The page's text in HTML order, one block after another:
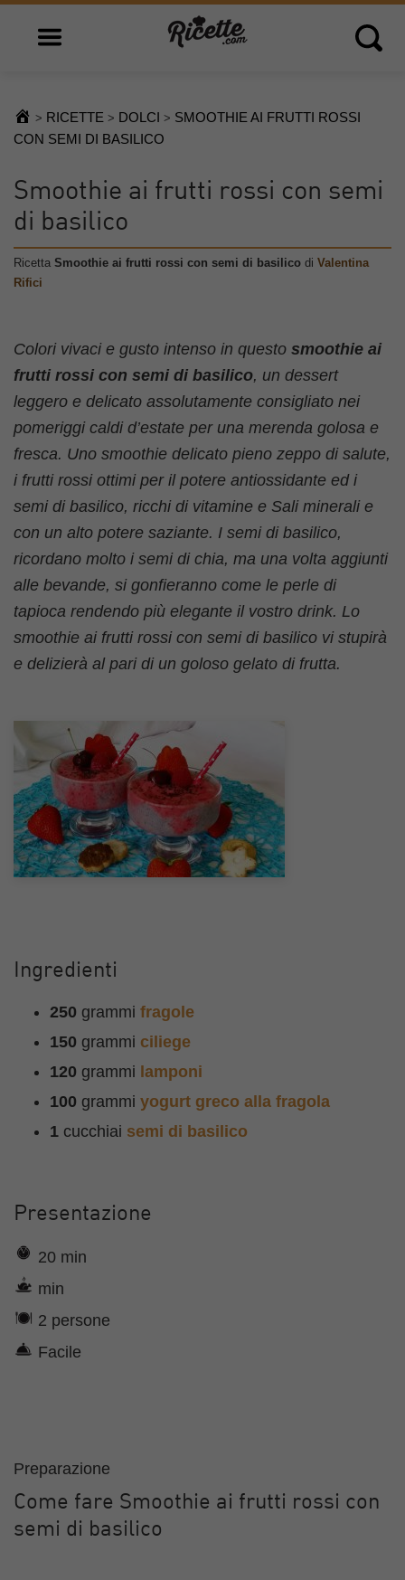
Open main menu Open
> RICETTE > DOLCI > SMOOTHIE AI FRUTTI ROSSI
CON SEMI DI BASILICO
Smoothie ai frutti rossi con semi
di basilico
Ricetta Smoothie ai frutti rossi con semi di basilico di Valentina
Rifici
Colori vivaci e gusto intenso in questo smoothie ai
frutti rossi con semi di basilico, un dessert
leggero e delicato assolutamente consigliato nei
pomeriggi caldi d’estate per una merenda golosa e
fresca. Uno smoothie delicato pieno zeppo di salute,
i frutti rossi ottimi per il potere antiossidante ed i
semi di basilico, ricchi di vitamine e Sali minerali e
con un alto potere saziante. I semi di basilico,
ricordano molto i semi di chia, ma una volta aggiunti
alle bevande, si gonfieranno come le perle di
tapioca rendendo più elegante il vostro drink. Lo
smoothie ai frutti rossi con semi di basilico vi stupirà
e delizierà al pari di un goloso gelato di frutta.
Ingredienti
250 grammi fragole
150 grammi ciliege
120 grammi lamponi
100 grammi yogurt greco alla fragola
1 cucchiai semi di basilico
Presentazione
20 min
min
2 persone
Facile
Preparazione
Come fare Smoothie ai frutti rossi con
semi di basilico